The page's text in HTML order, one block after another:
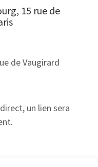
15 rue de
de Vaugirard
un lien sera